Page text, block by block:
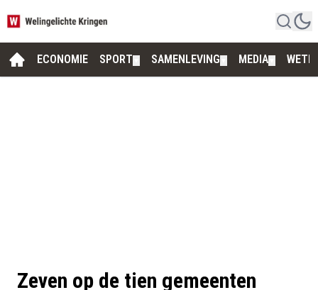
ECONOMIE SPORT SAMENLEVING MEDIA
Zeven op de tien gemeenten